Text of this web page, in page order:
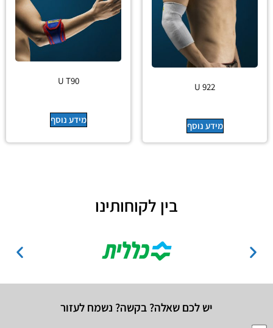
U 922
מידע נוסף
U T90
מידע נוסף
בין לקוחותינו
יש לכם שאלה? בקשה? נשמח לעזור